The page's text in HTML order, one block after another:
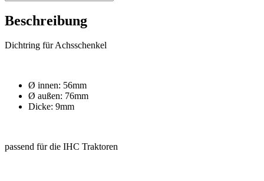
Beschreibung
Dichtring für Achsschenkel
Ø innen: 56mm
Ø außen: 76mm
Dicke: 9mm
passend für die IHC Traktoren